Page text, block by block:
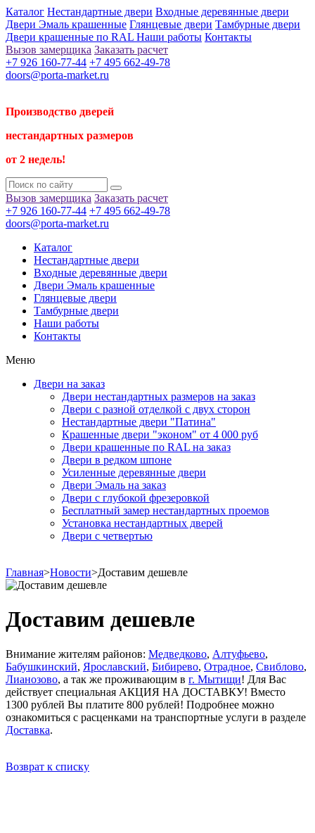
Каталог Нестандартные двери Входные деревянные двери
Двери Эмаль крашенные Глянцевые двери Тамбурные двери
Двери крашенные по RAL Наши работы Контакты
Вызов замерщика Заказать расчет
+7 926 160-77-44 +7 495 662-49-78
doors@porta-market.ru
Производство дверей
нестандартных размеров
от 2 недель!
Вызов замерщика Заказать расчет
+7 926 160-77-44 +7 495 662-49-78
doors@porta-market.ru
Каталог
Нестандартные двери
Входные деревянные двери
Двери Эмаль крашенные
Глянцевые двери
Тамбурные двери
Наши работы
Контакты
Меню
Двери на заказ
Двери нестандартных размеров на заказ
Двери с разной отделкой с двух сторон
Нестандартные двери "Патина"
Крашенные двери "эконом" от 4 000 руб
Двери крашенные по RAL на заказ
Двери в редком шпоне
Усиленные деревянные двери
Двери Эмаль на заказ
Двери с глубокой фрезеровкой
Бесплатный замер нестандартных проемов
Установка нестандартных дверей
Двери с четвертью
Главная>Новости>Доставим дешевле
Доставим дешевле
Внимание жителям районов: Медведково, Алтуфьево,
Бабушкинский, Ярославский, Бибирево, Отрадное, Свиблово,
Лианозово, а так же проживающим в г. Мытищи! Для Вас
действует специальная АКЦИЯ НА ДОСТАВКУ! Вместо
1300 рублей Вы платите 800 рублей! Подробнее можно
ознакомиться с расценками на транспортные услуги в разделе
Доставка.
Возврат к списку